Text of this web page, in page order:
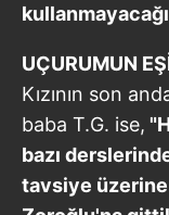
UÇURUMUN
Kızının son
baba T.G. ise,
bazı
tavsiye üzerine